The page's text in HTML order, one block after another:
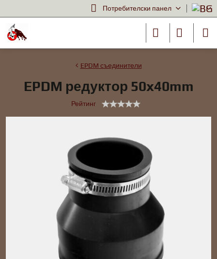
Потребителски панел
EPDM съединители
EPDM редуктор 50x40mm
Рейтинг